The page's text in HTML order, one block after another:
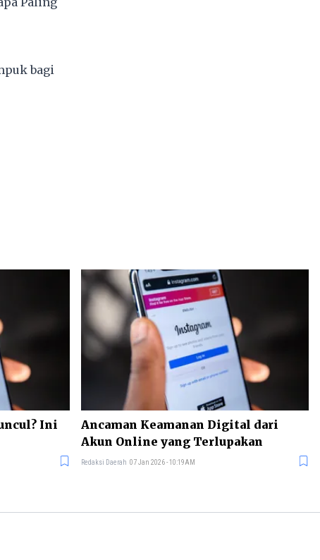
bagi
Ini
Ancaman Keamanan Digital dari
Akun Online yang Terlupakan
Redaksi Daerah 07 Jan 2026 - 10:19AM